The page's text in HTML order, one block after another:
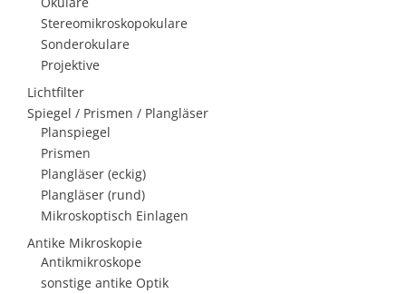
Stereomikroskopokulare
Sonderokulare
Projektive
Lichtfilter
Spiegel / Prismen / Plangläser
Planspiegel
Prismen
Plangläser (eckig)
Plangläser (rund)
Mikroskoptisch Einlagen
Antike Mikroskopie
Antikmikroskope
sonstige antike Optik